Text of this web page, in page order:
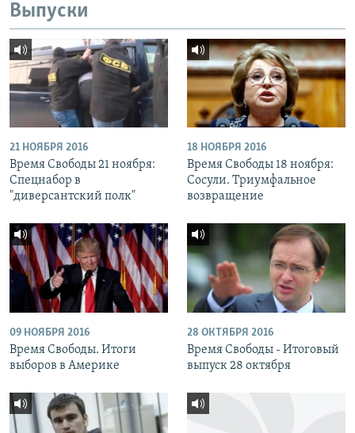
Выпуски
21 НОЯБРЯ 2016
Время Свободы 21 ноября:
Спецнабор в
"диверсантский полк"
18 НОЯБРЯ 2016
Время Свободы 18 ноября:
Сосули. Триумфальное
возвращение
09 НОЯБРЯ 2016
Время Свободы. Итоги
выборов в Америке
28 ОКТЯБРЯ 2016
Время Свободы - Итоговый
выпуск 28 октября